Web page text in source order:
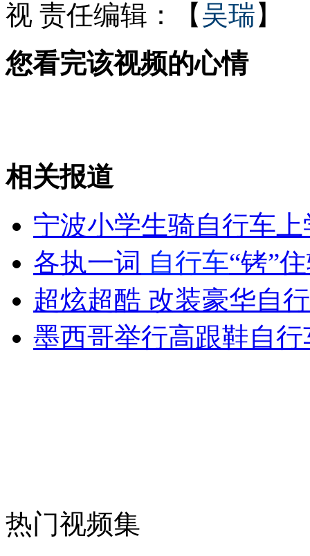
平板电脑成儿童"新宠" 也成"杀手"
山西运城恶犬咬伤多人 警民合力深夜将其击毙
女孩北京地铁殴打老人 痛下狠手拳打脚踢
无痛分娩是否安全 医生回应
外交部：反对强权政治霸凌主义
视 责任编辑：【 吴瑞】
您看完该视频的心情
相关报道
宁波小学生骑自行车上
各执一词 自行车“铐”
超炫超酷 改装豪华自
墨西哥举行高跟鞋自
热门视频集